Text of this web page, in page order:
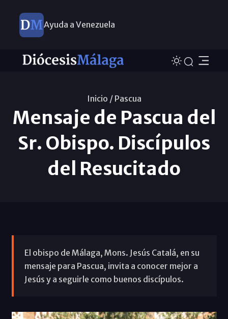
Ayuda a Venezuela
Inicio / Pascua
Mensaje de Pascua del
Sr. Obispo. Discípulos
del Resucitado
El obispo de Málaga, Mons. Jesús Catalá, en su
mensaje para Pascua, invita a conocer mejor a
Jesús y a seguirle como buenos discípulos.